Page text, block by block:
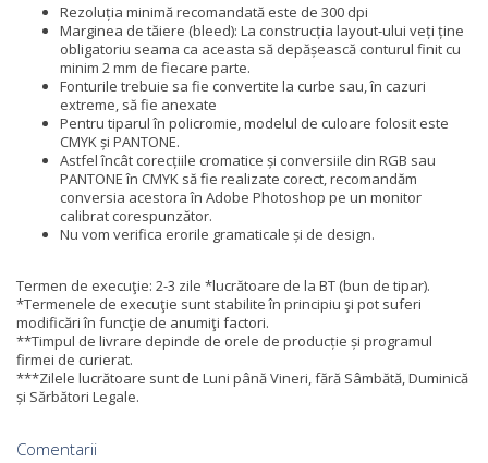
Rezoluția minimă recomandată este de 300 dpi
Marginea de tăiere (bleed): La construcția layout-ului veți ține
obligatoriu seama ca aceasta să depășească conturul finit cu
minim 2 mm de fiecare parte.
Fonturile trebuie sa fie convertite la curbe sau, în cazuri
extreme, să fie anexate
Pentru tiparul în policromie, modelul de culoare folosit este
CMYK și PANTONE.
Astfel încât corecțiile cromatice și conversiile din RGB sau
PANTONE în CMYK să fie realizate corect, recomandăm
conversia acestora în Adobe Photoshop pe un monitor
calibrat corespunzător.
Nu vom verifica erorile gramaticale și de design.
Termen de execuţie: 2-3 zile *lucrătoare de la BT (bun de tipar).
*Termenele de execuţie sunt stabilite în principiu şi pot suferi
modificări în funcţie de anumiţi factori.
**Timpul de livrare depinde de orele de producție și programul
firmei de curierat.
***Zilele lucrătoare sunt de Luni până Vineri, fără Sâmbătă, Duminică
și Sărbători Legale.
Comentarii